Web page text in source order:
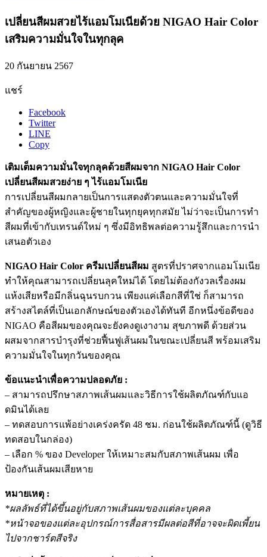
เปลี่ยนสีผมสวยไร้แอมโมเนียด้วย NIGAO Hair Color
เสริมความมั่นใจในทุกลุค
20 กันยายน 2567
แชร์
Facebook
Twitter
LINE
Copy
เติมเต็มความมั่นใจทุกลุคด้วยสีผมจาก NIGAO Hair Color
เปลี่ยนสีผมสวยง่าย ๆ ไร้แอมโมเนีย
การเปลี่ยนสีผมกลายเป็นการแสดงตัวตนและความมั่นใจที่
สำคัญของผู้หญิงและผู้ชายในทุกยุคทุกสมัย ไม่ว่าจะเป็นการทำ
สีผมที่เข้ากับเทรนด์ใหม่ ๆ ซึ่งมีอิทธิพลต่อความรู้สึกและการนำ
เสนอตัวเอง
NIGAO Hair Color ครีมเปลี่ยนสีผม สูตรที่ปราศจากแอมโมเนีย
ทำให้คุณสามารถเปลี่ยนลุคใหม่ได้ โดยไม่ต้องกังวลเรื่องผม
แห้งเสียหรือมีกลิ่นฉุนรบกวน เพียงแค่เลือกสีที่ใช่ ก็สามารถ
สร้างสไตล์ที่เป็นเอกลักษณ์ของตัวเองได้ทันที อีกหนึ่งข้อดีของ
NIGAO คือสีผมของคุณจะยังคงดูเงางาม สุขภาพดี ด้วยส่วน
ผสมจากสารบำรุงที่ช่วยฟื้นฟูเส้นผมในขณะเปลี่ยนสี พร้อมเสริม
ความมั่นใจในทุกวันของคุณ
ข้อแนะนำเพื่อความปลอดภัย :
– สามารถปรึกษาสภาพเส้นผมและวิธีการใช้ผลิตภัณฑ์กับแอ
ดมินได้เลย
– ทดสอบการแพ้อย่างเคร่งครัด 48 ชม. ก่อนใช้ผลิตภัณฑ์นี้ (ดูวิธี
ทดสอบในกล่อง)
– เลือก % ของ Developer ให้เหมาะสมกับสภาพเส้นผม เพื่อ
ป้องกันเส้นผมเสียหาย
หมายเหตุ :
*ผลลัพธ์ที่ได้ขึ้นอยู่กับสภาพเส้นผมของแต่ละบุคคล
*หน้าจอของแต่ละอุปกรณ์การสื่อสารมีผลต่อสีที่อาจจะผิดเพี้ยน
ไปจากชาร์ตสีจริง